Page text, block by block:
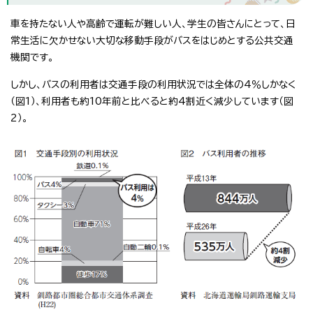
車を持たない人や高齢で運転が難しい人、学生の皆さんにとって、日
常生活に欠かせない大切な移動手段がバスをはじめとする公共交通
機関です。
しかし、バスの利用者は交通手段の利用状況では全体の4％しかなく
（図1）、利用者も約10年前と比べると約4割近く減少しています（図
2）。